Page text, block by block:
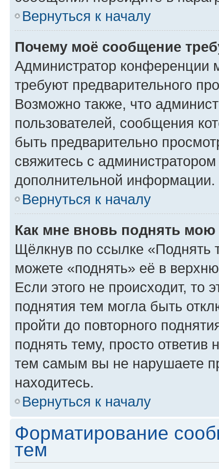
Вернуться к началу
Почему моё сообщение
Администратор конференции
требуют предварительного
Возможно также, что
пользователей, сообщения
быть предварительно
свяжитесь с
дополнительной информации.
Вернуться к началу
Как мне вновь поднять мою
Щёлкнув по ссылке «Поднять
можете «поднять» её в
Если этого не происходит, то
поднятия тем могла быть
пройти до повторного
поднять тему, просто ответив
тем самым вы не нарушаете
находитесь.
Вернуться к началу
Форматирование
тем